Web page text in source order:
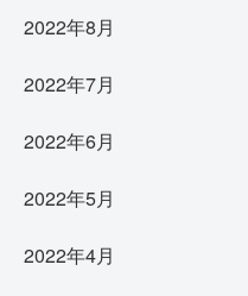
2022年8月
2022年7月
2022年6月
2022年5月
2022年4月